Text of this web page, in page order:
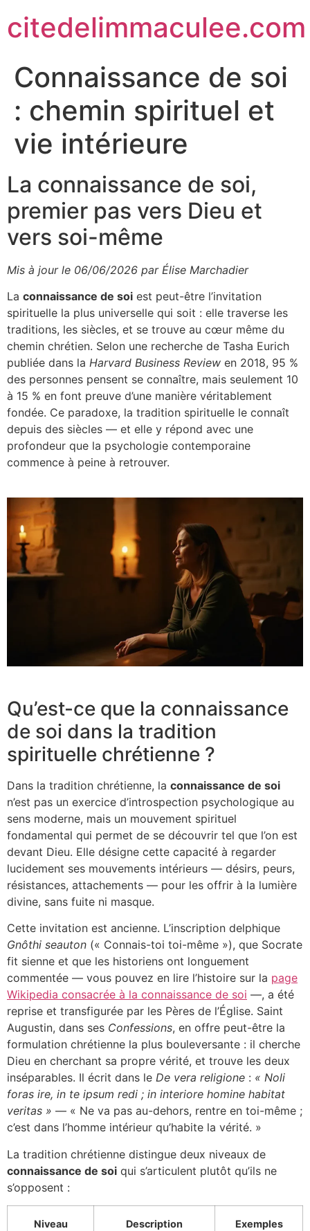
citedelimmaculee.com
Connaissance de soi
: chemin spirituel et
vie intérieure
La connaissance de soi,
premier pas vers Dieu et
vers soi-même
Mis à jour le 06/06/2026 par Élise Marchadier
La connaissance de soi est peut-être l’invitation
spirituelle la plus universelle qui soit : elle traverse les
traditions, les siècles, et se trouve au cœur même du
chemin chrétien. Selon une recherche de Tasha Eurich
publiée dans la Harvard Business Review en 2018, 95 %
des personnes pensent se connaître, mais seulement 10
à 15 % en font preuve d’une manière véritablement
fondée. Ce paradoxe, la tradition spirituelle le connaît
depuis des siècles — et elle y répond avec une
profondeur que la psychologie contemporaine
commence à peine à retrouver.
Qu’est-ce que la connaissance
de soi dans la tradition
spirituelle chrétienne ?
Dans la tradition chrétienne, la connaissance de soi
n’est pas un exercice d’introspection psychologique au
sens moderne, mais un mouvement spirituel
fondamental qui permet de se découvrir tel que l’on est
devant Dieu. Elle désigne cette capacité à regarder
lucidement ses mouvements intérieurs — désirs, peurs,
résistances, attachements — pour les offrir à la lumière
divine, sans fuite ni masque.
Cette invitation est ancienne. L’inscription delphique
Gnôthi seauton (« Connais-toi toi-même »), que Socrate
fit sienne et que les historiens ont longuement
commentée — vous pouvez en lire l’histoire sur la page
Wikipedia consacrée à la connaissance de soi —, a été
reprise et transfigurée par les Pères de l’Église. Saint
Augustin, dans ses Confessions, en offre peut-être la
formulation chrétienne la plus bouleversante : il cherche
Dieu en cherchant sa propre vérité, et trouve les deux
inséparables. Il écrit dans le De vera religione : « Noli
foras ire, in te ipsum redi ; in interiore homine habitat
veritas » — « Ne va pas au-dehors, rentre en toi-même ;
c’est dans l’homme intérieur qu’habite la vérité. »
La tradition chrétienne distingue deux niveaux de
connaissance de soi qui s’articulent plutôt qu’ils ne
s’opposent :
Niveau Description
Exemples